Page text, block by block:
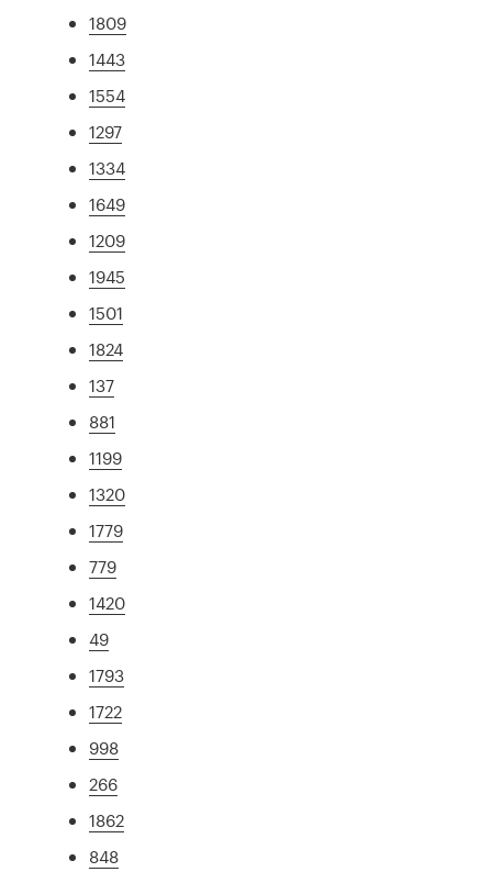
1809
1443
1554
1297
1334
1649
1209
1945
1501
1824
137
881
1199
1320
1779
779
1420
49
1793
1722
998
266
1862
848